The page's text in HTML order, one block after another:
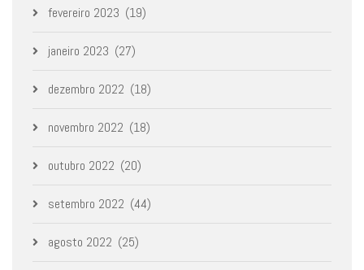
fevereiro 2023 (19)
janeiro 2023 (27)
dezembro 2022 (18)
novembro 2022 (18)
outubro 2022 (20)
setembro 2022 (44)
agosto 2022 (25)